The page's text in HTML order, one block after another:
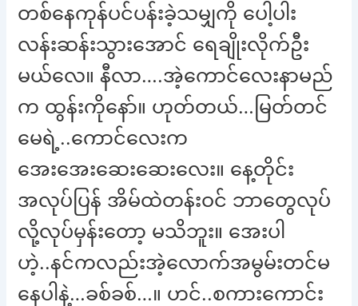
တစ်နေကုန်ပင်ပန်းခဲ့သမျှကို ပေါ့ပါး
လန်းဆန်းသွားအောင် ရေချိုးလိုက်ဦး
မယ်လေ။ နီလာ….အဲ့ကောင်လေးနာမည်
က ထွန်းကိုနော်။ ဟုတ်တယ်…မြတ်တင်
မေရဲ့..ကောင်လေးက
အေးအေးဆေးဆေးလေး။ နေ့တိုင်း
အလုပ်ပြန် အိမ်ထဲတန်းဝင် ဘာတွေလုပ်
လို့လုပ်မှန်းတော့ မသိဘူး။ အေးပါ
ဟဲ့..နင်ကလည်းအဲ့လောက်အမွမ်းတင်မ
နေပါနဲ့…ခစ်ခစ်…။ ဟင်..စကားကောင်း